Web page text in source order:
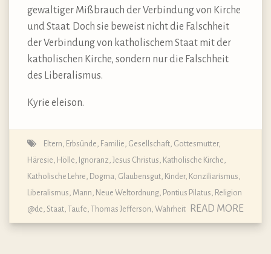
gewaltiger Mißbrauch der Verbindung von Kirche
und Staat. Doch sie beweist nicht die Falschheit
der Verbindung von katholischem Staat mit der
katholischen Kirche, sondern nur die Falschheit
des Liberalismus.
Kyrie eleison.
Eltern Erbsünde Familie Gesellschaft Gottesmutter,
Häresie Hölle Ignoranz Jesus Christus Katholische Kirche
Katholische Lehre, Dogma, Glaubensgut Kinder, Konziliarismus
Liberalismus Mann Neue Weltordnung Pontius Pilatus Religion
@de Staat Taufe Thomas Jefferson Wahrheit READ MORE